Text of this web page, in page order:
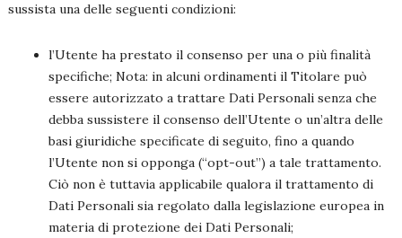
sussista una delle seguenti condizioni:
l’Utente ha prestato il consenso per una o più finalità
specifiche; Nota: in alcuni ordinamenti il Titolare può
essere autorizzato a trattare Dati Personali senza che
debba sussistere il consenso dell’Utente o un’altra delle
basi giuridiche specificate di seguito, fino a quando
l’Utente non si opponga (“opt-out”) a tale trattamento.
Ciò non è tuttavia applicabile qualora il trattamento di
Dati Personali sia regolato dalla legislazione europea in
materia di protezione dei Dati Personali;